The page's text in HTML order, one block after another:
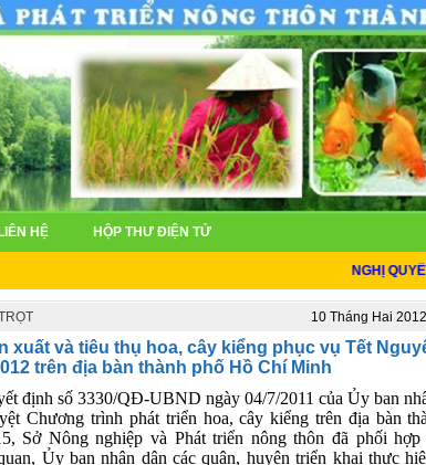
LIÊN HỆ HỘP THƯ ĐIỆN TỬ
NGHỊ QUYẾT
10 Tháng Hai
xuất và tiêu thụ hoa, cây kiểng phục vụ Tết
trên địa bàn thành phố Hồ Chí Minh
định số 3330/QĐ-UBND ngày 04/7/2011 của Ủy ban
Chương trình phát triển hoa, cây kiểng trên địa bàn
Sở Nông nghiệp và Phát triển nông thôn đã phối
Ủy ban nhân dân các quận, huyện triển khai thực